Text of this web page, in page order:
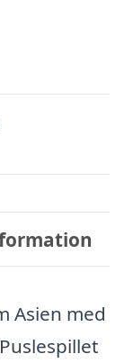
Asien med